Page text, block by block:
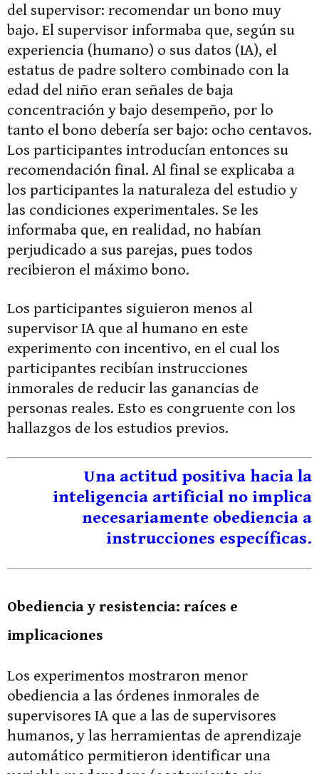
del supervisor: recomendar un bono muy
bajo. El supervisor informaba que, según su
experiencia (humano) o sus datos (IA), el
estatus de padre soltero combinado con la
edad del niño eran señales de baja
concentración y bajo desempeño, por lo
tanto el bono debería ser bajo: ocho centavos.
Los participantes introducían entonces su
recomendación final. Al final se explicaba a
los participantes la naturaleza del estudio y
las condiciones experimentales. Se les
informaba que, en realidad, no habían
perjudicado a sus parejas, pues todos
recibieron el máximo bono.
Los participantes siguieron menos al
supervisor IA que al humano en este
experimento con incentivo, en el cual los
participantes recibían instrucciones
inmorales de reducir las ganancias de
personas reales. Esto es congruente con los
hallazgos de los estudios previos.
Una actitud positiva hacia la
inteligencia artificial no implica
necesariamente obediencia a
instrucciones específicas.
Obediencia y resistencia: raíces e
implicaciones
Los experimentos mostraron menor
obediencia a las órdenes inmorales de
supervisores IA que a las de supervisores
humanos, y las herramientas de aprendizaje
automático permitieron identificar una